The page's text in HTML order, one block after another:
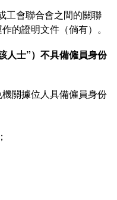
工會聯合會之間的關聯
的證明文件（倘有）。
人士”）不具備僱員身份
關據位人具備僱員身份